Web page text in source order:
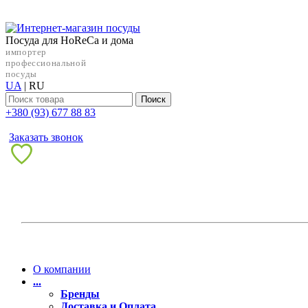
Посуда для HoReCa и дома
импортер
профессиональной
посуды
UA | RU
Поиск
+38‎0 (93) 677 88 83
Заказать звонок
О компании
...
Бренды